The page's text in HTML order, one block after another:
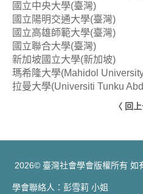
國立中央大學(臺灣)
國立陽明交通大學(臺灣)
國立高雄師範大學(臺灣)
國立聯合大學(臺灣)
新加坡國立大學(新加坡)
瑪希隆大學(Mahidol
拉曼大學(Universiti Tunku
〈 回
2026© 臺灣社會學會版權所有 如
學會聯絡人：彭雪莉 小姐